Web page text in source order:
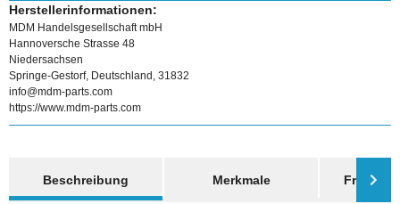
Herstellerinformationen:
MDM Handelsgesellschaft mbH
Hannoversche Strasse 48
Niedersachsen
Springe-Gestorf, Deutschland, 31832
info@mdm-parts.com
https://www.mdm-parts.com
Beschreibung
Merkmale Frage